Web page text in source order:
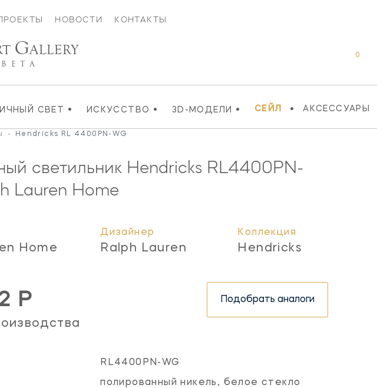
НОВОСТИ КОНТАКТЫ
СВЕТ • ИСКУССТВО • 3D-МОДЕЛИ • СЕЙЛ • АКСЕССУАРЫ
0
GALLERY
- Hendricks RL 4400PN-WG
светильник Hendricks RL4400PN-
Lauren Home
Home
Дизайнер
Ralph Lauren
Коллекция
Hendricks
Р Подобрать аналоги
RL4400PN-WG
полированный никель, белое стекло